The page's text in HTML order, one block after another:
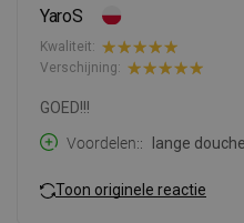
YaroS
Kwaliteit:
Verschijning:
GOED!!!
Voordelen:
lange
Toon originele reactie